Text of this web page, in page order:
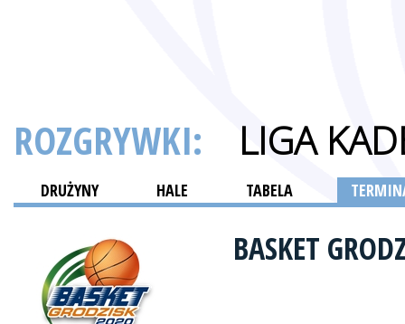
ROZGRYWKI: LIGA
DRUŻYNY HALE TABELA
BASKET